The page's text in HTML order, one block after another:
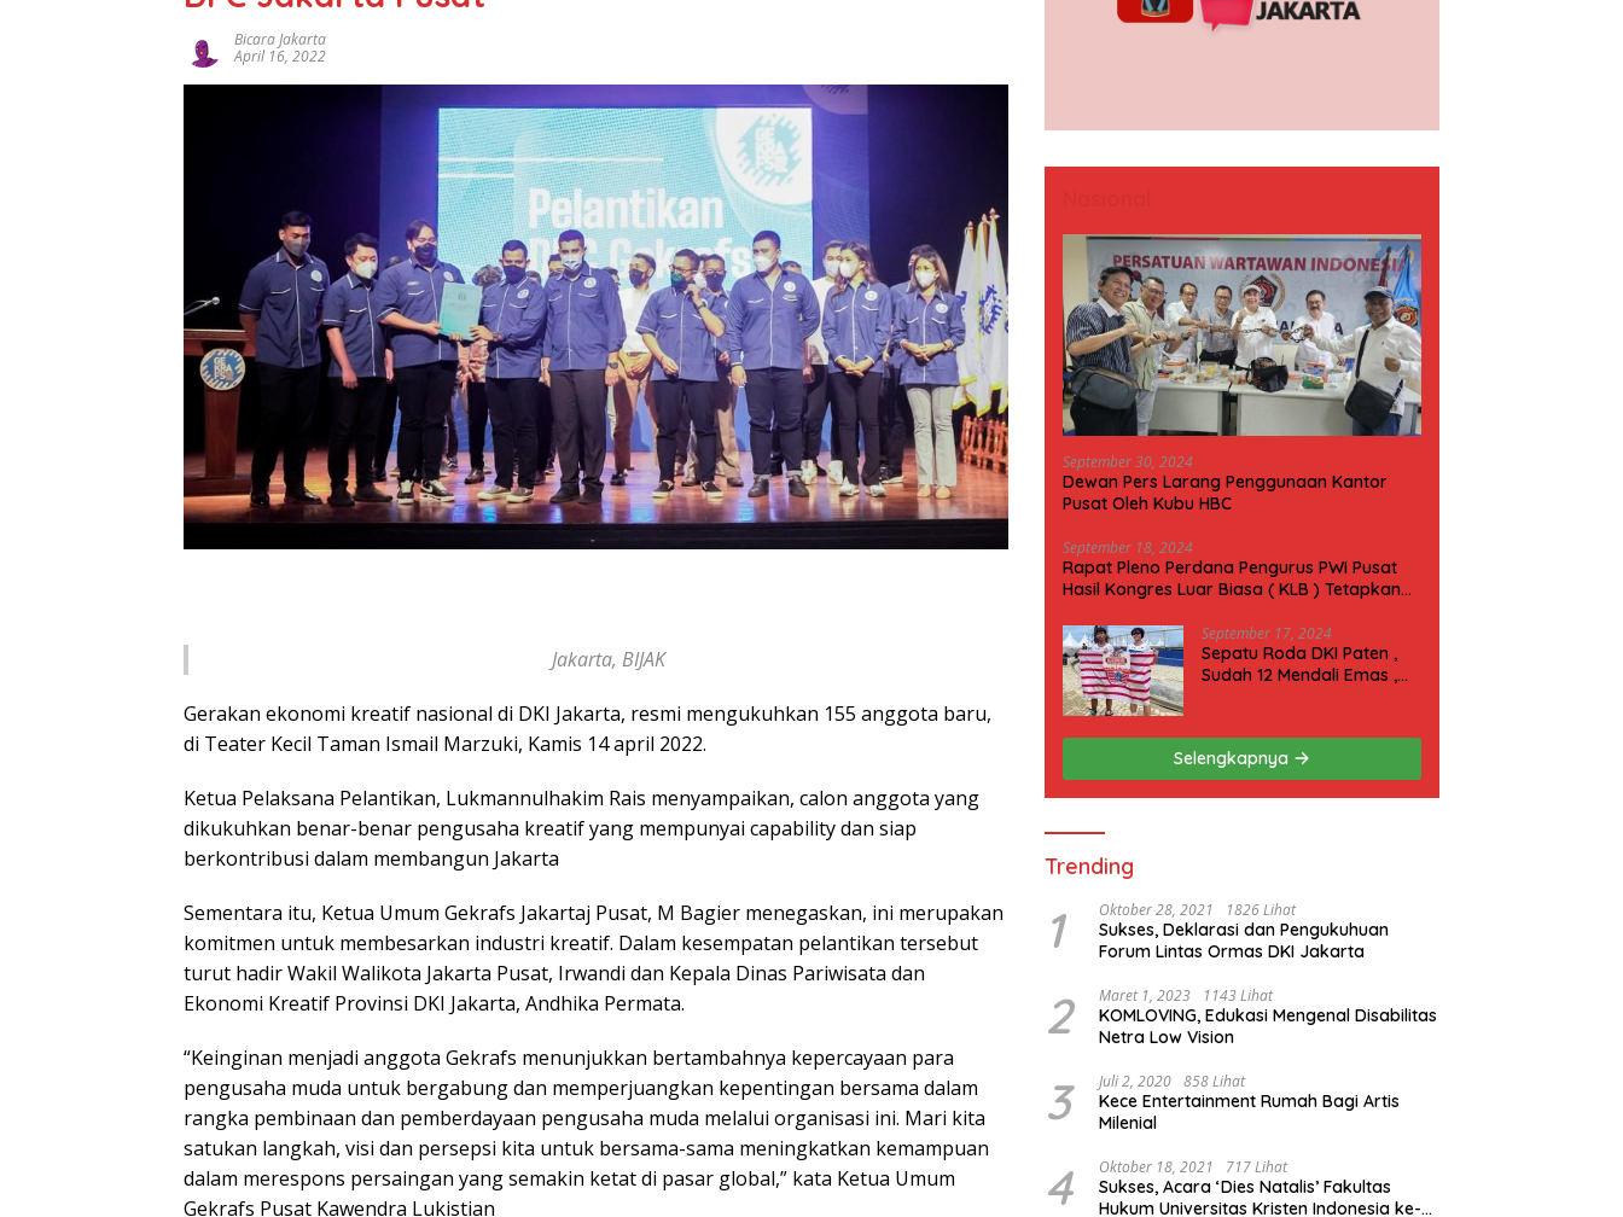
Bicara Jakarta
April 16, 2022
Jakarta, BIJAK
Gerakan ekonomi kreatif nasional di DKI Jakarta, resmi mengukuhkan 155 anggota baru,
di Teater Kecil Taman Ismail Marzuki, Kamis 14 april 2022.
Ketua Pelaksana Pelantikan, Lukmannulhakim Rais menyampaikan, calon anggota yang
dikukuhkan benar-benar pengusaha kreatif yang mempunyai capability dan siap
berkontribusi dalam membangun Jakarta
Sementara itu, Ketua Umum Gekrafs Jakartaj Pusat, M Bagier menegaskan, ini merupakan
komitmen untuk membesarkan industri kreatif. Dalam kesempatan pelantikan tersebut
turut hadir Wakil Walikota Jakarta Pusat, Irwandi dan Kepala Dinas Pariwisata dan
Ekonomi Kreatif Provinsi DKI Jakarta, Andhika Permata.
“Keinginan menjadi anggota Gekrafs menunjukkan bertambahnya kepercayaan para
pengusaha muda untuk bergabung dan memperjuangkan kepentingan bersama dalam
rangka pembinaan dan pemberdayaan pengusaha muda melalui organisasi ini. Mari kita
satukan langkah, visi dan persepsi kita untuk bersama-sama meningkatkan kemampuan
dalam merespons persaingan yang semakin ketat di pasar global,” kata Ketua Umum
Gekrafs Pusat Kawendra Lukistian
September 30, 2024
Dewan Pers Larang Penggunaan Kantor
Pusat Oleh Kubu HBC
September 18, 2024
Rapat Pleno Perdana Pengurus PWI Pusat
Hasil Kongres Luar Biasa ( KLB ) Tetapkan
September 17, 2024
Sepatu Roda DKI Paten ,
Sudah 12 Mendali Emas ,
Selengkapnya
Trending
1 Oktober 28, 2021 1826 Lihat
Sukses, Deklarasi dan Pengukuhuan
Forum Lintas Ormas DKI Jakarta
2 Maret 1, 2023 1143 Lihat
KOMLOVING, Edukasi Mengenal Disabilitas
Netra Low Vision
3 Juli 2, 2020 858 Lihat
Kece Entertainment Rumah Bagi Artis
Milenial
4 Oktober 18, 2021 717 Lihat
Sukses, Acara ‘Dies Natalis’ Fakultas
Hukum Universitas Kristen Indonesia ke-